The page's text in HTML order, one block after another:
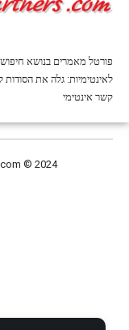
פורטל מאמרים בנושא חיפוש
לאינטימיות: גלה את הסודות
קשר אינטימי
© 2024 | פרטיות | תנאי שימוש